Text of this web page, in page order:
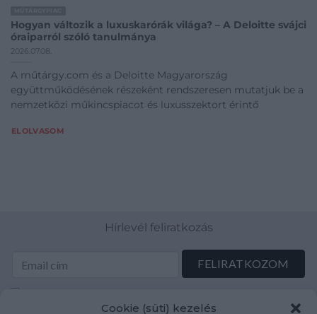
Cookie (süti) kezelés
Hogyan változik a luxuskarórák világa? – A Deloitte svájci
óraiparról szóló tanulmánya
2026.07.08.
A műtárgy.com és a Deloitte Magyarország
együttműködésének részeként rendszeresen mutatjuk be a
nemzetközi műkincspiacot és luxusszektort érintő
ELOLVASOM
Hírlevél feliratkozás
mutargy.com/adatkezelesi-tajekoztato/